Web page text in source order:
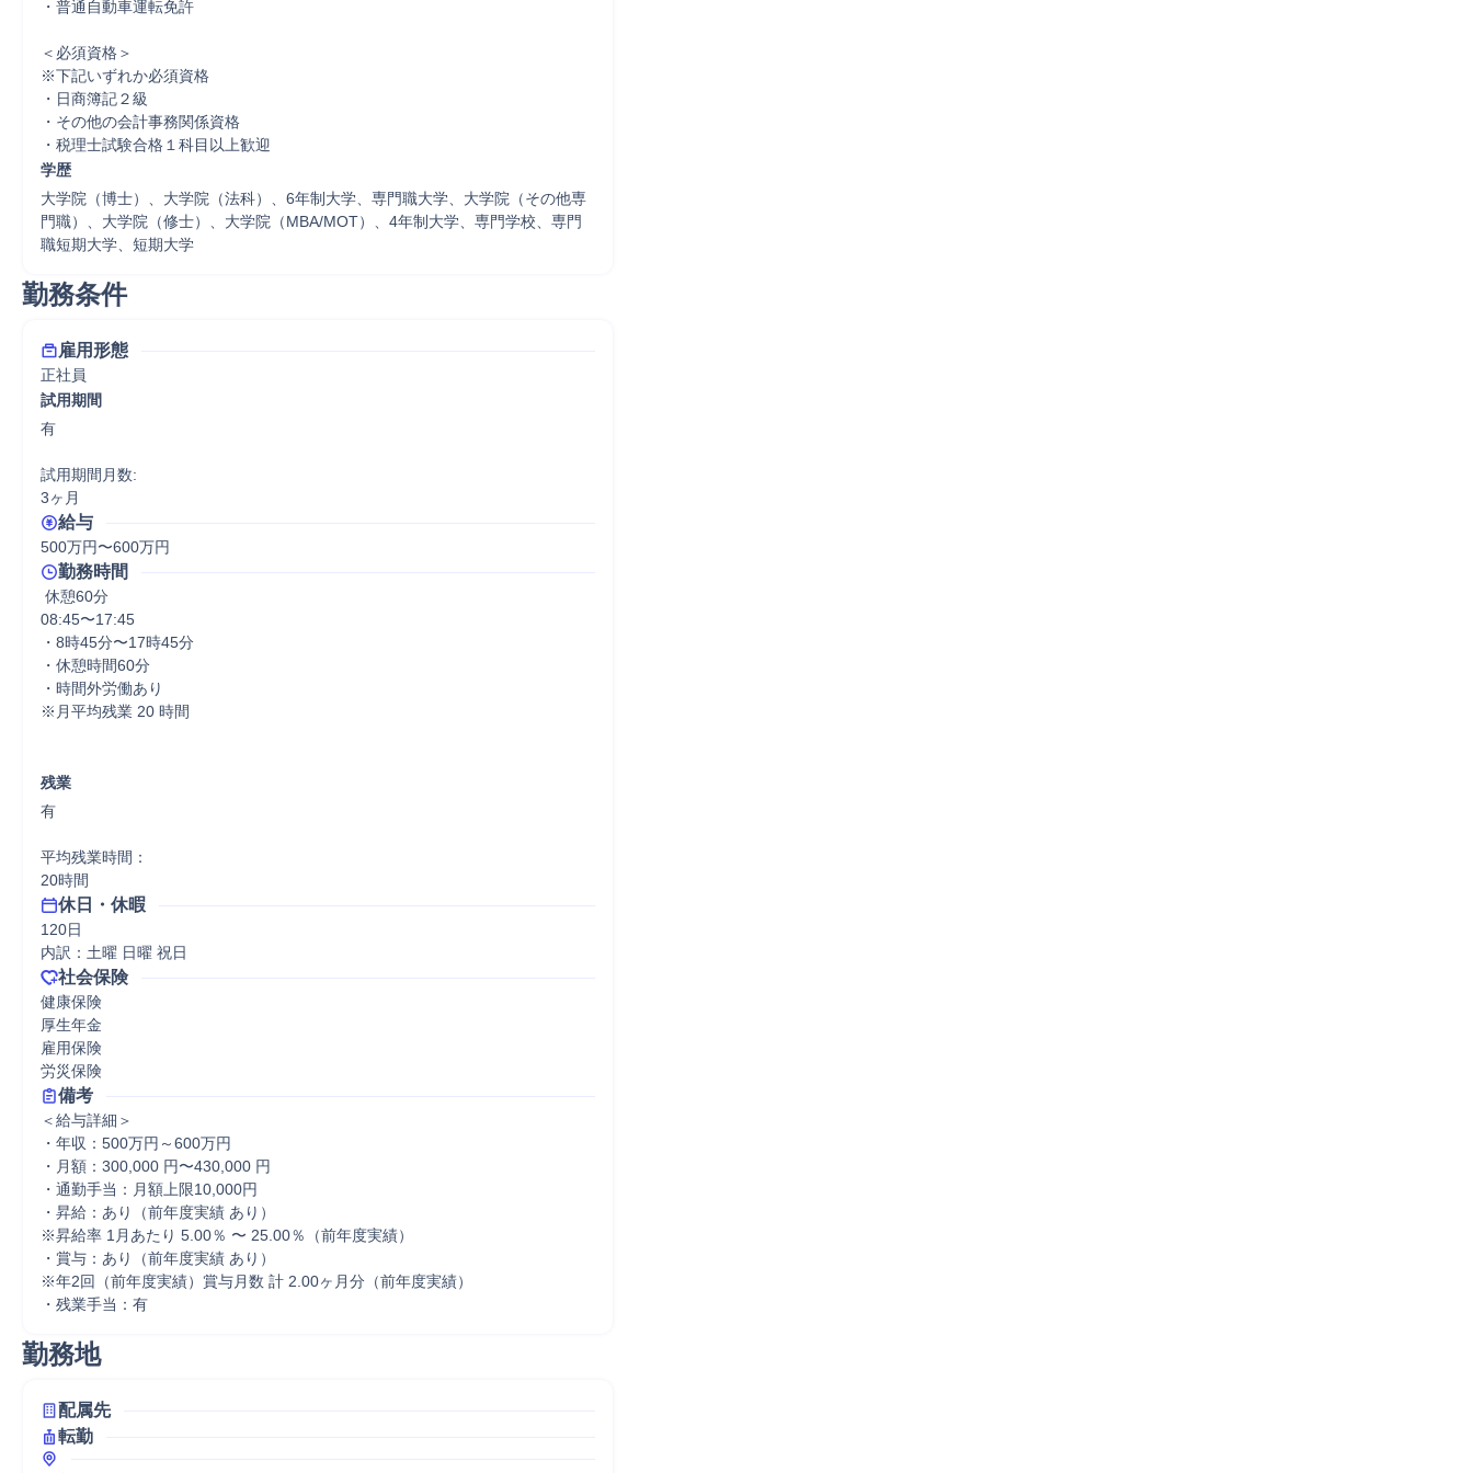
・普通自動車運転免許
＜必須資格＞
※下記いずれか必須資格
・日商簿記２級
・その他の会計事務関係資格
・税理士試験合格１科目以上歓迎
学歴
大学院（博士）、大学院（法科）、6年制大学、専門職大学、大学院（その他専
門職）、大学院（修士）、大学院（MBA/MOT）、4年制大学、専門学校、専門
職短期大学、短期大学
勤務条件
雇用形態
正社員
試用期間
有
試用期間月数:
3ヶ月
給与
500万円〜600万円
勤務時間
休憩60分
08:45〜17:45
・8時45分〜17時45分
・休憩時間60分
・時間外労働あり
※月平均残業 20 時間
残業
有
平均残業時間：
20時間
休日・休暇
120日
内訳：土曜 日曜 祝日
社会保険
健康保険
厚生年金
雇用保険
労災保険
備考
＜給与詳細＞
・年収：500万円～600万円
・月額：300,000 円〜430,000 円
・通勤手当：月額上限10,000円
・昇給：あり（前年度実績 あり）
※昇給率 1月あたり 5.00％ 〜 25.00％（前年度実績）
・賞与：あり（前年度実績 あり）
※年2回（前年度実績）賞与月数 計 2.00ヶ月分（前年度実績）
・残業手当：有
勤務地
配属先
転勤